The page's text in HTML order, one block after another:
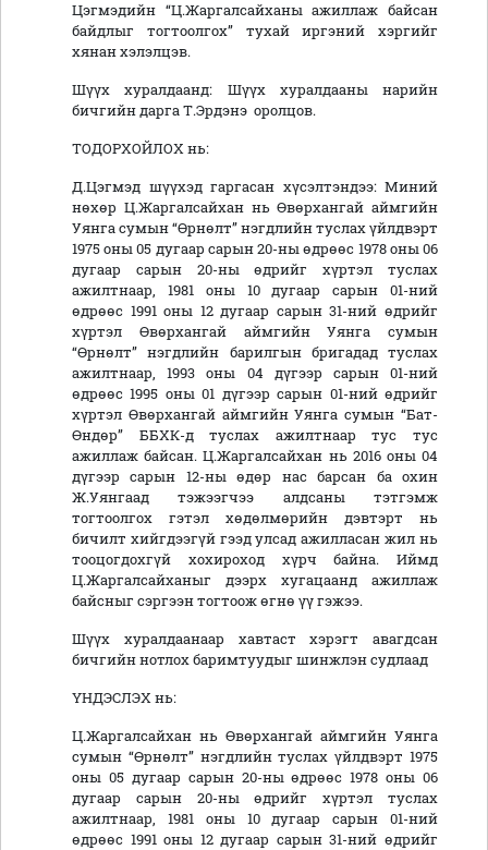
Цэгмэдийн “Ц.Жаргалсайханы ажиллаж байсан
байдлыг тогтоолгох” тухай иргэний хэргийг
хянан хэлэлцэв.
Шүүх хуралдаанд: Шүүх хуралдааны нарийн
бичгийн дарга Т.Эрдэнэ оролцов.
ТОДОРХОЙЛОХ нь:
Д.Цэгмэд шүүхэд гаргасан хүсэлтэндээ: Миний
нөхөр Ц.Жаргалсайхан нь Өвөрхангай аймгийн
Уянга сумын “Өрнөлт” нэгдлийн туслах үйлдвэрт
1975 оны 05 дугаар сарын 20-ны өдрөөс 1978 оны 06
дугаар сарын 20-ны өдрийг хүртэл туслах
ажилтнаар, 1981 оны 10 дугаар сарын 01-ний
өдрөөс 1991 оны 12 дугаар сарын 31-ний өдрийг
хүртэл Өвөрхангай аймгийн Уянга сумын
“Өрнөлт” нэгдлийн барилгын бригадад туслах
ажилтнаар, 1993 оны 04 дүгээр сарын 01-ний
өдрөөс 1995 оны 01 дүгээр сарын 01-ний өдрийг
хүртэл Өвөрхангай аймгийн Уянга сумын “Бат-
Өндөр” ББХК-д туслах ажилтнаар тус тус
ажиллаж байсан. Ц.Жаргалсайхан нь 2016 оны 04
дүгээр сарын 12-ны өдөр нас барсан ба охин
Ж.Уянгаад тэжээгчээ алдсаны тэтгэмж
тогтоолгох гэтэл хөдөлмөрийн дэвтэрт нь
бичилт хийгдээгүй гээд улсад ажилласан жил нь
тооцогдохгүй хохироход хүрч байна. Иймд
Ц.Жаргалсайханыг дээрх хугацаанд ажиллаж
байсныг сэргээн тогтоож өгнө үү гэжээ.
Шүүх хуралдаанаар хавтаст хэрэгт авагдсан
бичгийн нотлох баримтуудыг шинжлэн судлаад
ҮНДЭСЛЭХ нь:
Ц.Жаргалсайхан нь Өвөрхангай аймгийн Уянга
сумын “Өрнөлт” нэгдлийн туслах үйлдвэрт 1975
оны 05 дугаар сарын 20-ны өдрөөс 1978 оны 06
дугаар сарын 20-ны өдрийг хүртэл туслах
ажилтнаар, 1981 оны 10 дугаар сарын 01-ний
өдрөөс 1991 оны 12 дугаар сарын 31-ний өдрийг